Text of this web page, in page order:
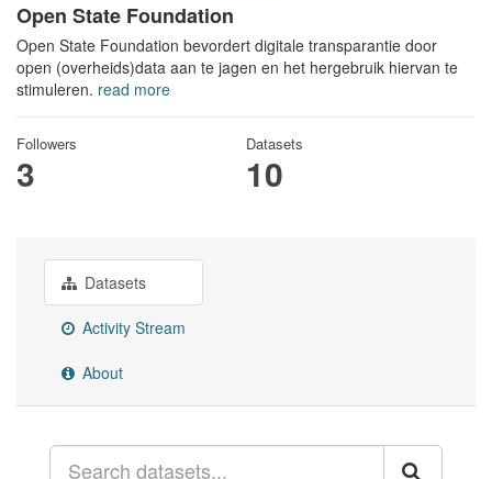
Open State Foundation
Open State Foundation bevordert digitale transparantie door
open (overheids)data aan te jagen en het hergebruik hiervan te
stimuleren. read more
Followers
3
Datasets
10
Datasets
Activity Stream
About